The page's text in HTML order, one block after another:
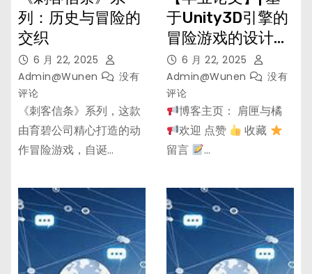
列：历史与冒险的
交织
6 月 22, 2025
Admin@wunen
没有
评论
《刺客信条》系列，这款
由育碧公司精心打造的动
作冒险游戏，自诞…
于Unity3D引擎的
冒险游戏的设计与
实现6 月 22, 2025
Admin@wunen
没有
评论
博客主页： 肩匣与橘
欢迎 点赞
收藏
留言
…